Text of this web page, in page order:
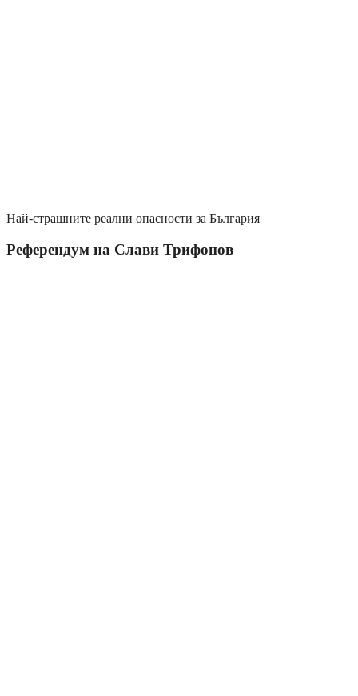
Най-страшните реални опасности за България
Референдум на Слави Трифонов